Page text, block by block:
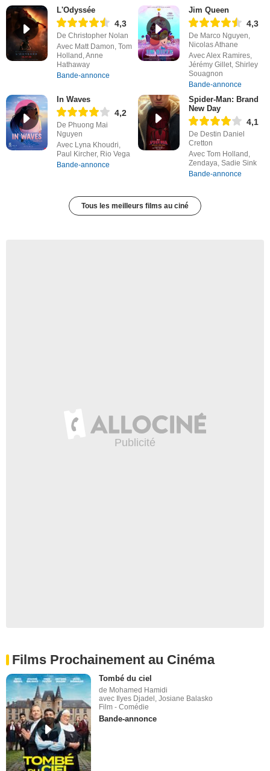
L'Odyssée
4,3
De Christopher Nolan
Avec Matt Damon, Tom
Holland, Anne
Hathaway
Bande-annonce
Jim Queen
4,3
De Marco Nguyen,
Nicolas Athane
Avec Alex Ramires,
Jérémy Gillet, Shirley
Souagnon
Bande-annonce
In Waves
4,2
De Phuong Mai
Nguyen
Avec Lyna Khoudri,
Paul Kircher, Rio Vega
Bande-annonce
Spider-Man: Brand
New Day
4,1
De Destin Daniel
Cretton
Avec Tom Holland,
Zendaya, Sadie Sink
Bande-annonce
Tous les meilleurs films au ciné
Films Prochainement au Cinéma
Tombé du ciel
de Mohamed Hamidi
avec Ilyes Djadel, Josiane Balasko
Film - Comédie
Bande-annonce